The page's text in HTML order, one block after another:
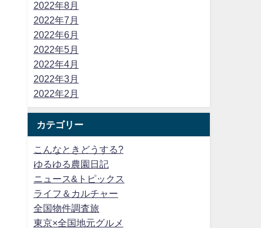
2022年8月
2022年7月
2022年6月
2022年5月
2022年4月
2022年3月
2022年2月
カテゴリー
こんなときどうする?
ゆるゆる農園日記
ニュース&トピックス
ライフ＆カルチャー
全国物件調査旅
東京×全国地元グルメ